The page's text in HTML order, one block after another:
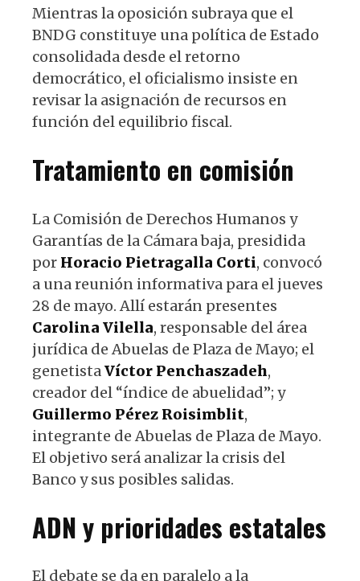
Mientras la oposición subraya que el
BNDG constituye una política de Estado
consolidada desde el retorno
democrático, el oficialismo insiste en
revisar la asignación de recursos en
función del equilibrio fiscal.
Tratamiento en comisión
La Comisión de Derechos Humanos y
Garantías de la Cámara baja, presidida
por Horacio Pietragalla Corti, convocó
a una reunión informativa para el jueves
28 de mayo. Allí estarán presentes
Carolina Vilella, responsable del área
jurídica de Abuelas de Plaza de Mayo; el
genetista Víctor Penchaszadeh,
creador del “índice de abuelidad”; y
Guillermo Pérez Roisimblit,
integrante de Abuelas de Plaza de Mayo.
El objetivo será analizar la crisis del
Banco y sus posibles salidas.
ADN y prioridades estatales
El debate se da en paralelo a la